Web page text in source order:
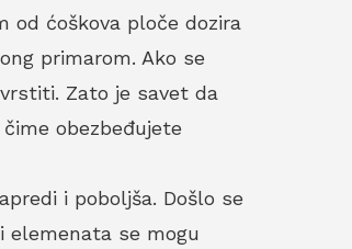
od ćoškova ploče dozira
primarom. Ako se
Zato je savet da
obezbeđujete
i poboljša. Došlo se
elemenata se mogu